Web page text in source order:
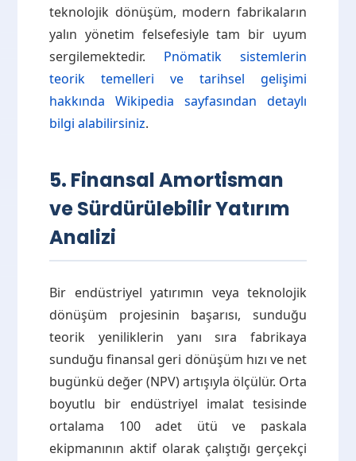
teknolojik dönüşüm, modern fabrikaların
yalın yönetim felsefesiyle tam bir uyum
sergilemektedir. Pnömatik sistemlerin
teorik temelleri ve tarihsel gelişimi
hakkında Wikipedia sayfasından detaylı
bilgi alabilirsiniz.
5. Finansal Amortisman
ve Sürdürülebilir Yatırım
Analizi
Bir endüstriyel yatırımın veya teknolojik
dönüşüm projesinin başarısı, sunduğu
teorik yeniliklerin yanı sıra fabrikaya
sunduğu finansal geri dönüşüm hızı ve net
bugünkü değer (NPV) artışıyla ölçülür. Orta
boyutlu bir endüstriyel imalat tesisinde
ortalama 100 adet ütü ve paskala
ekipmanının aktif olarak çalıştığı gerçekçi